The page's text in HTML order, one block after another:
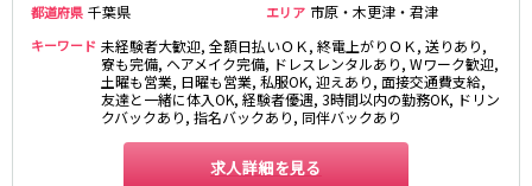
都道府県 千葉県 エリア 市原・木更津・君津
キーワード 未経験者大歓迎, 全額日払いＯＫ, 終電上がりＯＫ, 送りあり,
寮も完備, ヘアメイク完備, ドレスレンタルあり, Wワーク歓迎,
土曜も営業, 日曜も営業, 私服OK, 迎えあり, 面接交通費支給,
友達と一緒に体入OK, 経験者優遇, 3時間以内の勤務OK, ドリン
クバックあり, 指名バックあり, 同伴バックあり
求人詳細を見る
群馬県
前橋・伊勢崎
太田
渋川
上野駅
大宮駅
川崎駅
赤羽駅
横浜駅
蒲田駅
秋葉原駅
神田駅
桜木町駅
御徒町駅
南浦和駅